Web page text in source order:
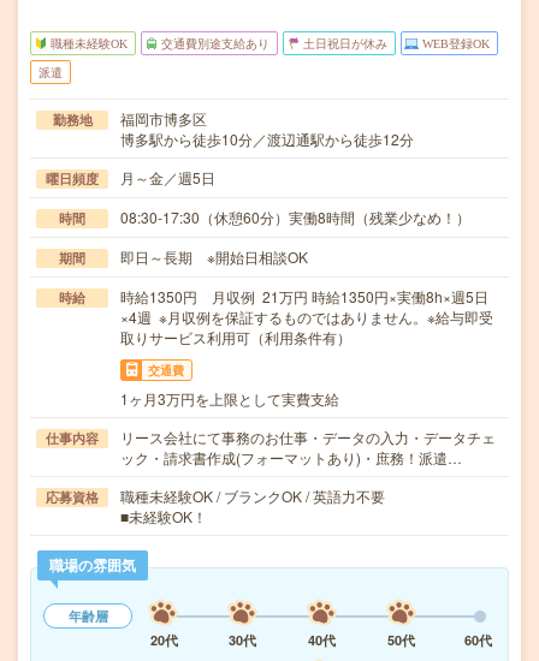
職種未経験OK 交通費別途支給あり 土日祝日が休み WEB登録OK
派遣
勤務地
福岡市博多区
博多駅から徒歩10分／渡辺通駅から徒歩12分
曜日頻度 月～金／週5日
時間 08:30-17:30（休憩60分）実働8時間（残業少なめ！）
期間 即日～長期 ※開始日相談OK
時給
時給1350円 月収例 21万円 時給1350円×実働8h×週5日
×4週 ※月収例を保証するものではありません。※給与即受
取りサービス利用可（利用条件有）
交通費
1ヶ月3万円を上限として実費支給
仕事内容
リース会社にて事務のお仕事・データの入力・データチェ
ック・請求書作成(フォーマットあり)・庶務！派遣…
応募資格
職種未経験OK / ブランクOK / 英語力不要
■未経験OK！
職場の雰囲気
年齢層
20代
30代 40代 50代
60代